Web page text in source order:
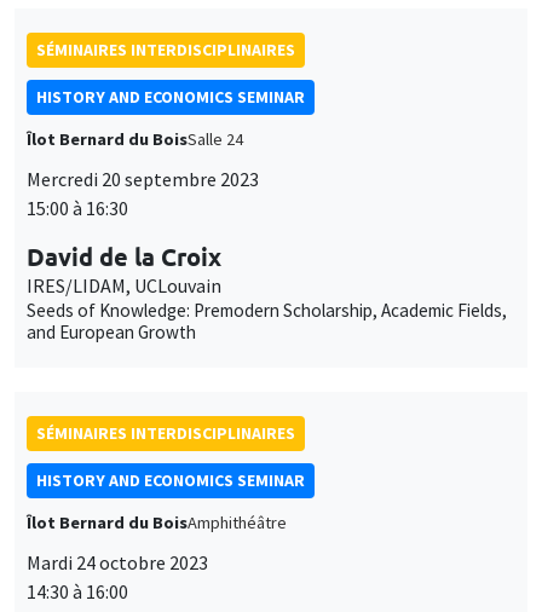
SÉMINAIRES INTERDISCIPLINAIRES
HISTORY AND ECONOMICS SEMINAR
Îlot Bernard du BoisSalle 24
Mercredi 20 septembre 2023
15:00 à 16:30
David de la Croix
IRES/LIDAM, UCLouvain
Seeds of Knowledge: Premodern Scholarship, Academic Fields,
and European Growth
SÉMINAIRES INTERDISCIPLINAIRES
HISTORY AND ECONOMICS SEMINAR
Îlot Bernard du BoisAmphithéâtre
Mardi 24 octobre 2023
14:30 à 16:00